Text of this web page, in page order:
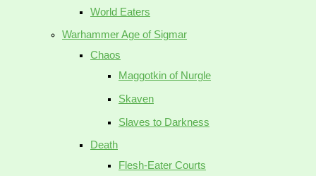
World Eaters
Warhammer Age of Sigmar
Chaos
Maggotkin of Nurgle
Skaven
Slaves to Darkness
Death
Flesh-Eater Courts